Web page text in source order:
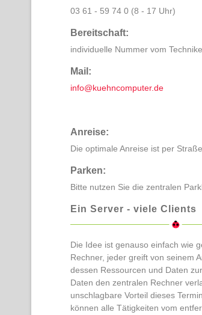
03 61 - 59 74 0 (8 - 17 Uhr)
Bereitschaft:
individuelle Nummer vom
Mail:
info@kuehncomputer.de
Anreise:
Die optimale Anreise ist per
Parken:
Bitte nutzen Sie die zentralen
Ein Server - viele Clients
Die Idee ist genauso einfach wie
Rechner, jeder greift von seinem
dessen Ressourcen und Daten
Daten den zentralen Rechner
unschlagbare Vorteil dieses
können alle Tätigkeiten vom